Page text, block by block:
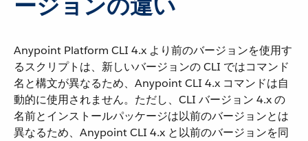
Anypoint Platform CLI 4.x より前のバージョンを使用す
るスクリプトは、新しいバージョンの CLI ではコマンド
名と構文が異なるため、Anypoint CLI 4.x コマンドは自
動的に使用されません。ただし、CLI バージョン 4.x の
名前とインストールパッケージは以前のバージョンとは
異なるため、Anypoint CLI 4.x と以前のバージョンを同